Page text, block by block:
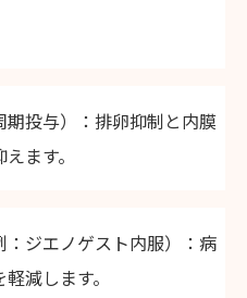
投与）：排卵抑制と内膜
ます。
ジエノゲスト内服）：病
減します。